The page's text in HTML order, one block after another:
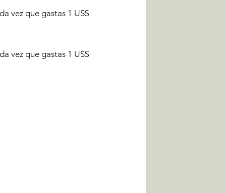
vez que gastas 1 US$
vez que gastas 1 US$